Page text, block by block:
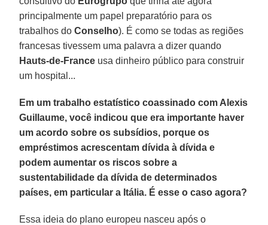
principalmente um papel preparatório para os
trabalhos doConselho). É como se todas as regiões
francesas tivessem uma palavra a dizer quando
Hauts-de-France usa dinheiro público para construir
um hospital...
Em um trabalho estatístico coassinado com Alexis
Guillaume, você indicou que era importante haver
um acordo sobre os subsídios, porque os
empréstimos acrescentam dívida à dívida e
podem aumentar os riscos sobre a
sustentabilidade da dívida de determinados
países, em particular a Itália. É esse o caso agora?
Essa ideia do plano europeu nasceu após o